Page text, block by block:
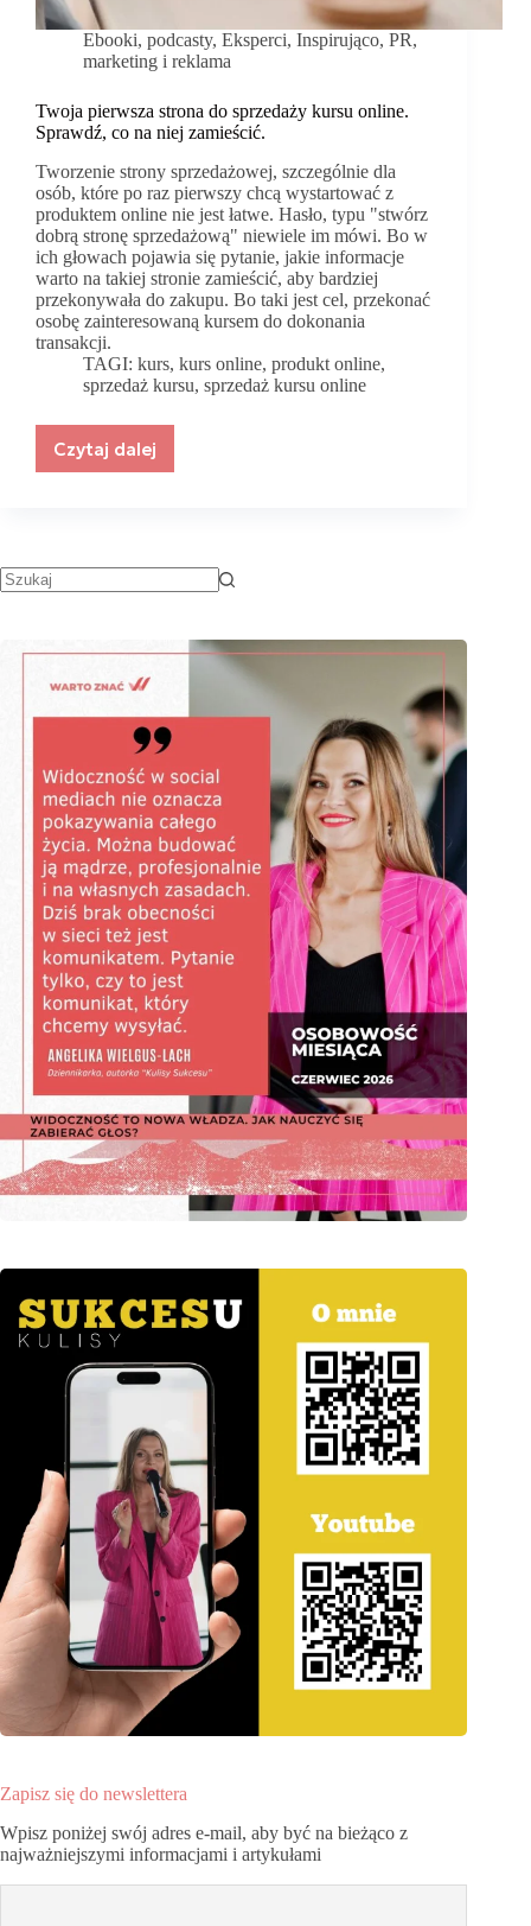
Ebooki, podcasty, Eksperci, Inspirująco, PR,
marketing i reklama
Twoja pierwsza strona do sprzedaży kursu online.
Sprawdź, co na niej zamieścić.
Tworzenie strony sprzedażowej, szczególnie dla
osób, które po raz pierwszy chcą wystartować z
produktem online nie jest łatwe. Hasło, typu "stwórz
dobrą stronę sprzedażową" niewiele im mówi. Bo w
ich głowach pojawia się pytanie, jakie informacje
warto na takiej stronie zamieścić, aby bardziej
przekonywała do zakupu. Bo taki jest cel, przekonać
osobę zainteresowaną kursem do dokonania
transakcji.
TAGI: kurs,kurs online,produkt online,
sprzedaż kursu, sprzedaż kursu online
Czytaj dalej
Twoja
kursu
online.
na
niej
Zapisz się do newslettera
Wpisz poniżej swój adres e-mail, aby być na bieżąco z
najważniejszymi informacjami i artykułami